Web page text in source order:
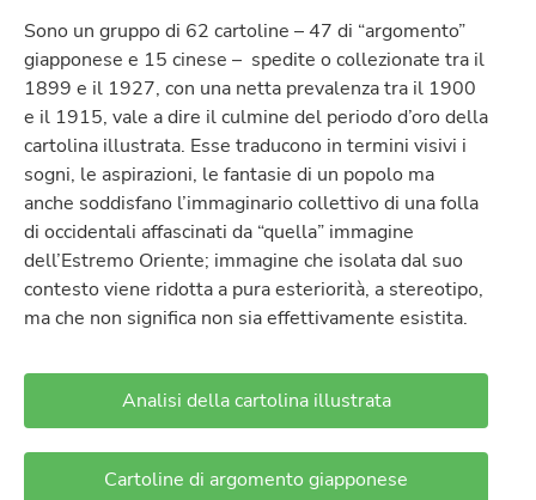
Sono un gruppo di 62 cartoline – 47 di “argomento”
giapponese e 15 cinese – spedite o collezionate tra il
1899 e il 1927, con una netta prevalenza tra il 1900
e il 1915, vale a dire il culmine del periodo d’oro della
cartolina illustrata. Esse traducono in termini visivi i
sogni, le aspirazioni, le fantasie di un popolo ma
anche soddisfano l’immaginario collettivo di una folla
di occidentali affascinati da “quella” immagine
dell’Estremo Oriente; immagine che isolata dal suo
contesto viene ridotta a pura esteriorità, a stereotipo,
ma che non significa non sia effettivamente esistita.
Analisi della cartolina illustrata
Cartoline di argomento giapponese